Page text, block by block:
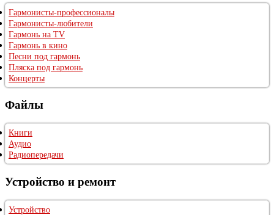
Гармонисты-профессионалы
Гармонисты-любители
Гармонь на TV
Гармонь в кино
Песни под гармонь
Пляска под гармонь
Концерты
Файлы
Книги
Аудио
Радиопередачи
Устройство и ремонт
Устройство